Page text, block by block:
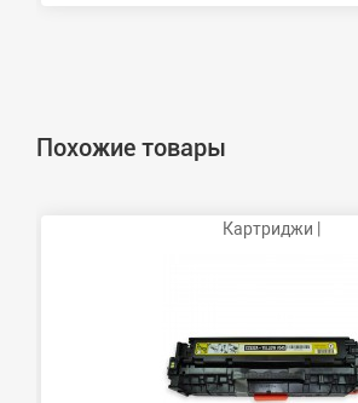
Похожие товары
Картриджи |